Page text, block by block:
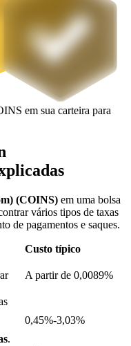
de BTR
criptografia
em sua carteira para
(COINS) em uma bolsa
vários tipos de taxas
de pagamentos e saques.
Custo típico
A partir de 0,0089%
.
0,45%-3,03%